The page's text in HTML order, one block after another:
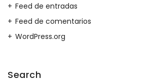
Feed de entradas
Feed de comentarios
WordPress.org
Search